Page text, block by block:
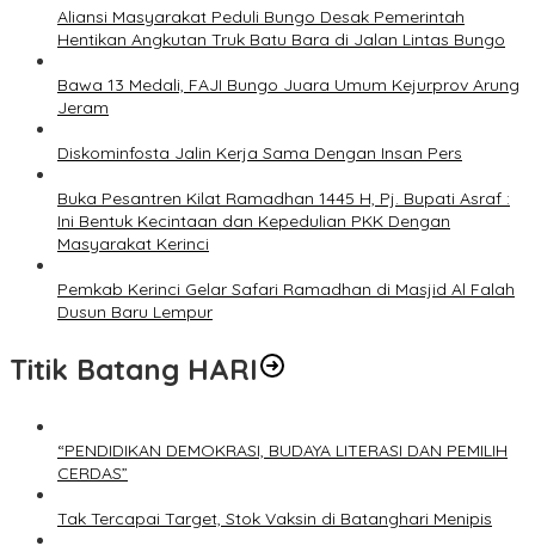
Aliansi Masyarakat Peduli Bungo Desak Pemerintah
Hentikan Angkutan Truk Batu Bara di Jalan Lintas Bungo
Bawa 13 Medali, FAJI Bungo Juara Umum Kejurprov Arung
Jeram
Diskominfosta Jalin Kerja Sama Dengan Insan Pers
Buka Pesantren Kilat Ramadhan 1445 H, Pj. Bupati Asraf :
Ini Bentuk Kecintaan dan Kepedulian PKK Dengan
Masyarakat Kerinci
Pemkab Kerinci Gelar Safari Ramadhan di Masjid Al Falah
Dusun Baru Lempur
Titik Batang HARI
“PENDIDIKAN DEMOKRASI, BUDAYA LITERASI DAN PEMILIH
CERDAS”
Tak Tercapai Target, Stok Vaksin di Batanghari Menipis